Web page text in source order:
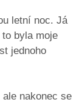
letní noc. Já
byla moje
jednoho
nakonec se